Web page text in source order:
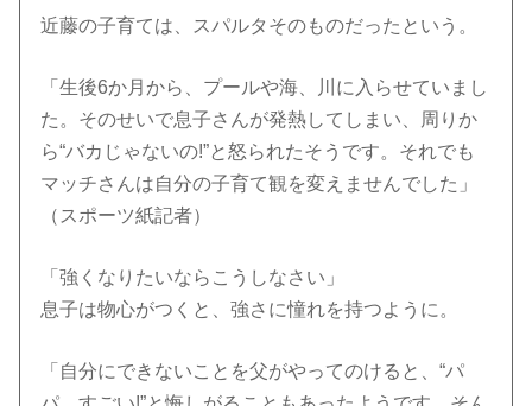
近藤の子育ては、スパルタそのものだったという。
「生後6か月から、プールや海、川に入らせていまし
た。そのせいで息子さんが発熱してしまい、周りか
ら“バカじゃないの!”と怒られたそうです。それでも
マッチさんは自分の子育て観を変えませんでした」
（スポーツ紙記者）
「強くなりたいならこうしなさい」
息子は物心がつくと、強さに憧れを持つように。
「自分にできないことを父がやってのけると、“パ